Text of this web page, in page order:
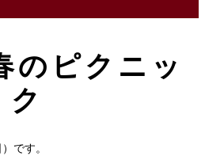
のピクニッ
ク
です。